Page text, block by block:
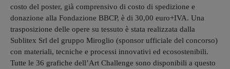
costo del poster, già comprensivo di costo di spedizione e
donazione alla Fondazione BBCP, è di 30,00 euro+IVA. Una
trasposizione delle opere su tessuto è stata realizzata dalla
Sublitex Srl del gruppo Miroglio (sponsor ufficiale del concorso)
con materiali, tecniche e processi innovativi ed ecosostenibili.
Tutte le 36 grafiche dell’Art Challenge sono disponibili a questo